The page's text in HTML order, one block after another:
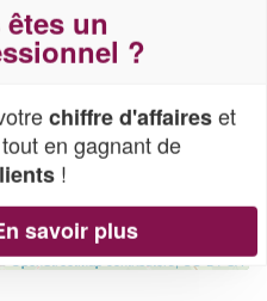
OpenStreetMap contributors,CC-BY-SA
un
?
chiffre d'affaireset
tout en gagnant de
!
savoir plus